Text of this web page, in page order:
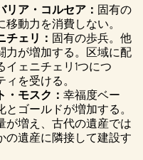
リア・コルセア： 固有の
動力を消費しない。
チェリ： 固有の歩兵。他
力が増加する。区域に配
ェニチェリ1つにつ
を受ける。
・モスク： 幸福度ベー
ゴールドが増加する。
が増え、古代の遺産では
の遺産に隣接して建設す